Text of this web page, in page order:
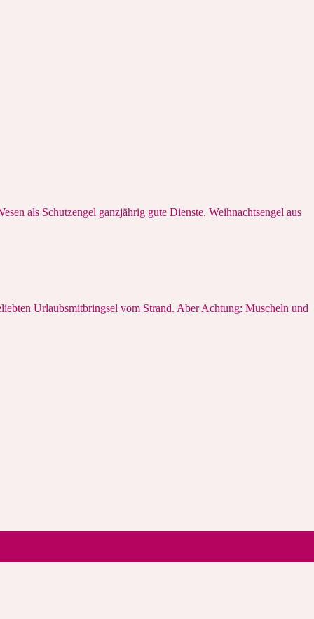
als Schutzengel ganzjährig gute Dienste. Weihnachtsengel aus
Urlaubsmitbringsel vom Strand. Aber Achtung: Muscheln und